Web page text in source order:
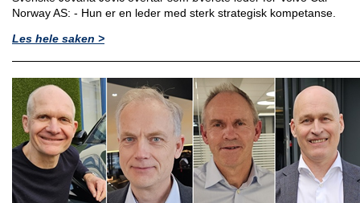
Norway AS: - Hun er en leder med sterk strategisk kompetanse.
Les hele saken >